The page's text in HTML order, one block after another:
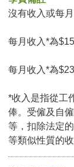
沒有收入或每
每月收入*為
每月收入*為
*收入是指從工
俸。受僱及自
等，扣除法定
等類似性質的